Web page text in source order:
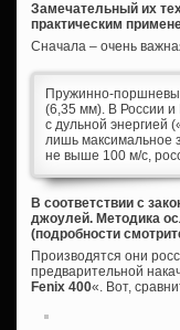
Замечательный их
практическим
Сначала – очень
Пружинно-
(6,35 мм). В России и
с дульной энергией
лишь максимальное
не выше 100 м/с,
В соответствии с
джоулей. Методика
(подробности
Производятся они
предварительной
Fenix 400«. Вот,